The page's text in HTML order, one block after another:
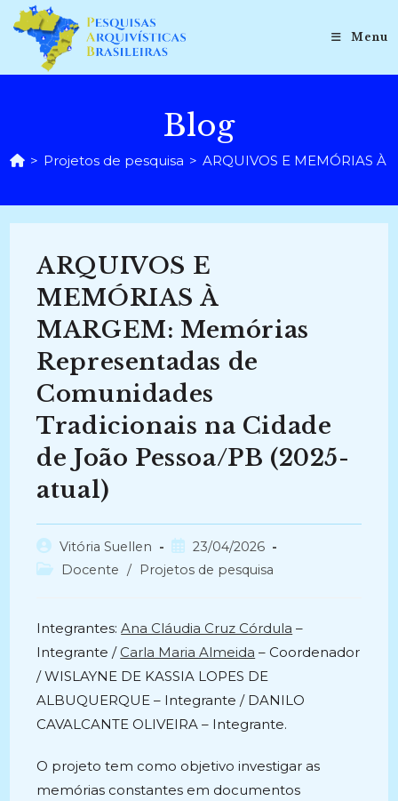
para
conteúdo
Menu
Blog
> Projetos de pesquisa > ARQUIVOS E MEMÓRIAS
ARQUIVOS E
MEMÓRIAS À
MARGEM: Memórias
Representadas de
Comunidades
Tradicionais na Cidade
de João Pessoa/PB (2025-
atual)
Autor
do
Vitória Suellen
Post
publicado:
23/04/2026
Categoria
Docente / Projetos de pesquisa
Integrantes:Ana Cláudia Cruz Córdula –
Integrante / Carla Maria Almeida – Coordenador
/ WISLAYNE DE KASSIA LOPES DE
ALBUQUERQUE – Integrante / DANILO
CAVALCANTE OLIVEIRA – Integrante.
O projeto tem como objetivo investigar as
memórias constantes em documentos